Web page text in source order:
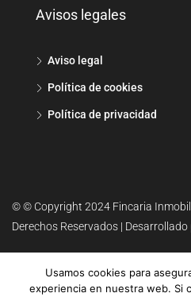
Avisos legales
Aviso legal
Política de cookies
Política de privacidad
© © Copyright 2024 Fincaria
Derechos Reservados |
Usamos cookies para
experiencia en nuestra web. Si